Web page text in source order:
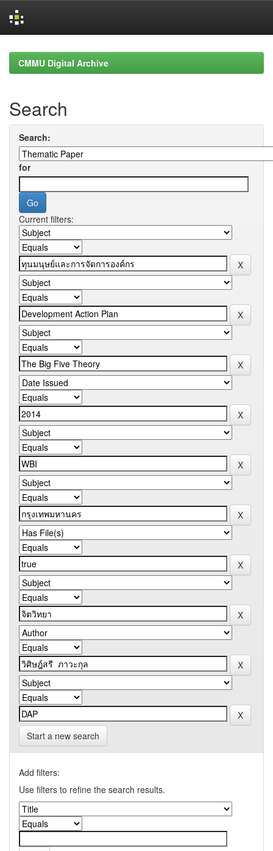
navigationCMMU Digital Archive
Search
Search:
for
Current filters:
Start a new search
Add filters:
Use filters to refine the search results.